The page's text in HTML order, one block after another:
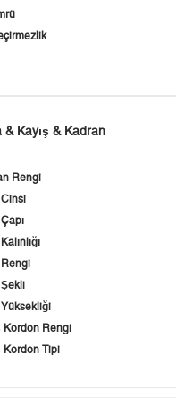
& Kayış & Kadran
Rengi
Cinsi
Rengi
Şekli
Yüksekliği
Kordon Rengi
Kordon Tipi